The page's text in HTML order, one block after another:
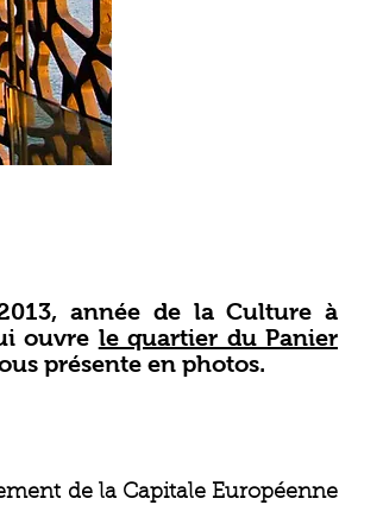
année de la Culture à
ouvre le quartier du Panier
présente en photos.
de la Capitale Européenne